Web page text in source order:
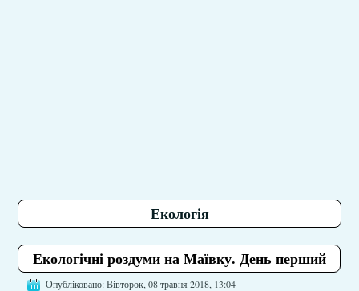
Екологія
Екологічні роздуми на Маївку. День перший
Опубліковано: Вівторок, 08 травня 2018, 13:04